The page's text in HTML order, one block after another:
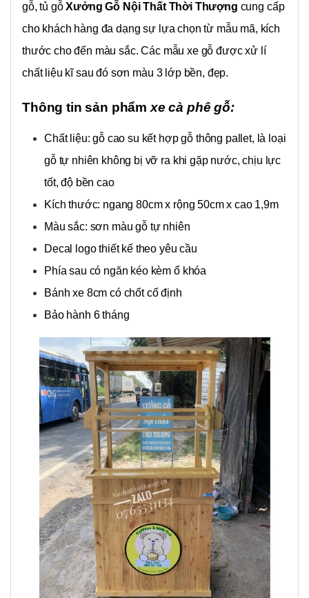
gỗ, tủ gỗXưởng Gỗ Nội Thất Thời Thượng cung cấp
cho khách hàng đa dạng sự lựa chọn từ mẫu mã, kích
thước cho đến màu sắc. Các mẫu xe gỗ được xử lí
chất liệu kĩ sau đó sơn màu 3 lớp bền, đẹp.
Thông tin sản phẩm xe cà phê gỗ:
Chất liệu: gỗ cao su kết hợp gỗ thông pallet, là loại
gỗ tự nhiên không bị vỡ ra khi gặp nước, chịu lực
tốt, độ bền cao
Kích thước: ngang 80cm x rộng 50cm x cao 1,9m
Màu sắc: sơn màu gỗ tự nhiên
Decal logo thiết kế theo yêu cầu
Phía sau có ngăn kéo kèm ổ khóa
Bánh xe 8cm có chốt cố định
Bảo hành 6 tháng